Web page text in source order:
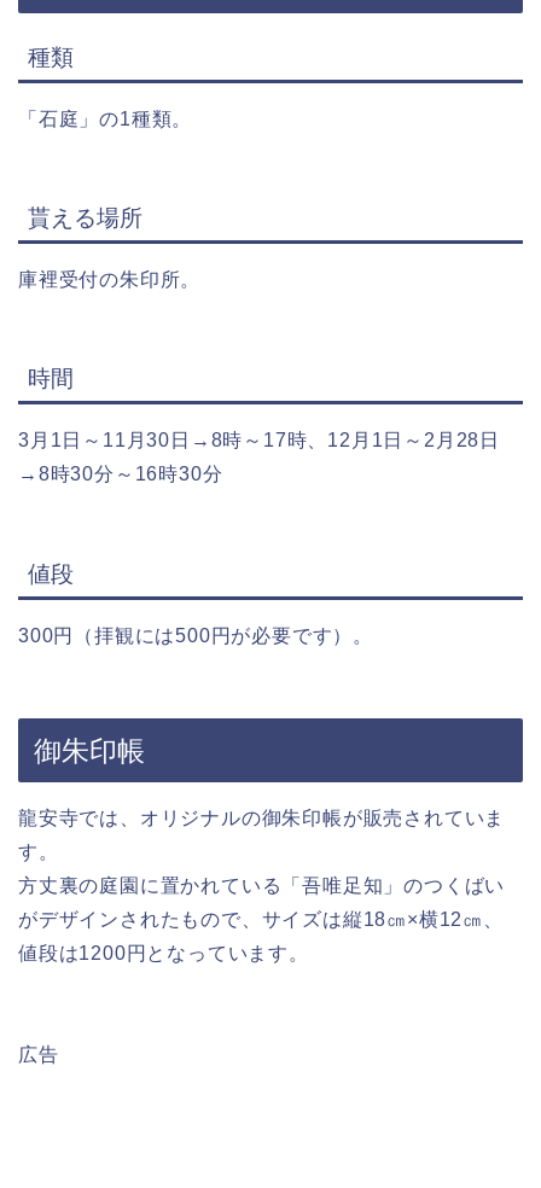
種類
「石庭」の1種類。
貰える場所
庫裡受付の朱印所。
時間
3月1日～11月30日→8時～17時、12月1日～2月28日
→8時30分～16時30分
値段
300円（拝観には500円が必要です）。
御朱印帳
龍安寺では、オリジナルの御朱印帳が販売されていま
す。
方丈裏の庭園に置かれている「吾唯足知」のつくばい
がデザインされたもので、サイズは縦18㎝×横12㎝、
値段は1200円となっています。
広告